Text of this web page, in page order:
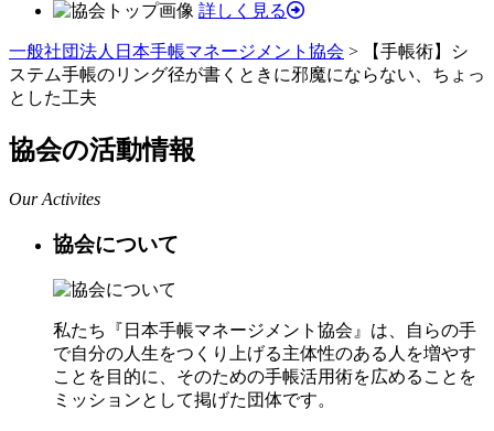
詳しく見る
一般社団法人日本手帳マネージメント協会 >
【手帳術】シ
ステム手帳のリング径が書くときに邪魔にならない、ちょっ
とした工夫
協会の活動情報
Our Activites
協会について
私たち『日本手帳マネージメント協会』は、自らの手
で自分の人生をつくり上げる主体性のある人を増やす
ことを目的に、そのための手帳活用術を広めることを
ミッションとして掲げた団体です。